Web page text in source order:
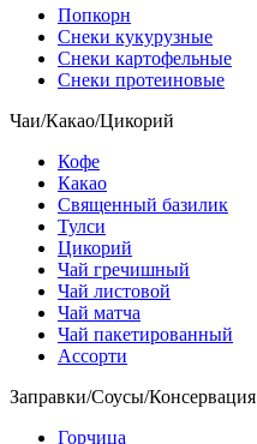
Попкорн
Снеки кукурузные
Снеки картофельные
Снеки протеиновые
Чаи/Какао/Цикорий
Кофе
Какао
Священный базилик
Тулси
Цикорий
Чай гречишный
Чай листовой
Чай матча
Чай пакетированный
Ассорти
Заправки/Соусы/Консервация
Горчица